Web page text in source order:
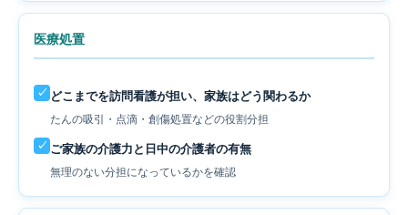
医療処置
✓ どこまでを訪問看護が担い、家族はどう関わるか
たんの吸引・点滴・創傷処置などの役割分担
✓ ご家族の介護力と日中の介護者の有無
無理のない分担になっているかを確認